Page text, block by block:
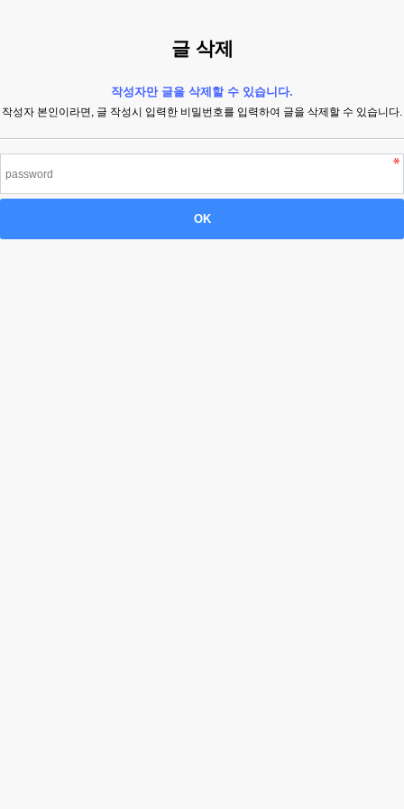
글 삭제
작성자만 글을 삭제할 수 있습니다.
작성자 본인이라면, 글 작성시 입력한 비밀번호를 입력하여 글을 삭제할 수 있습니다.